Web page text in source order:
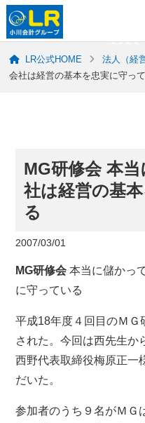
LR公式HOME 法人（経
会社は経営の基本を忠実に守っ
MG研修会 本
社は経営の基
る
2007/03/01
MG研修会本当に儲かっ
に守っている
平成18年度４回目のＭＧ
された。今回は西先生か
西野代表取締役梅原正一
だいた。
参加者のうち９名がＭＧ